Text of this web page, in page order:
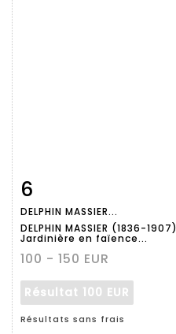
détaillée
6
DELPHIN MASSIER...
DELPHIN MASSIER (1836-1907)
Jardinière en faïence...
100 - 150 EUR
Résultat 100 EUR
Résultats sans frais